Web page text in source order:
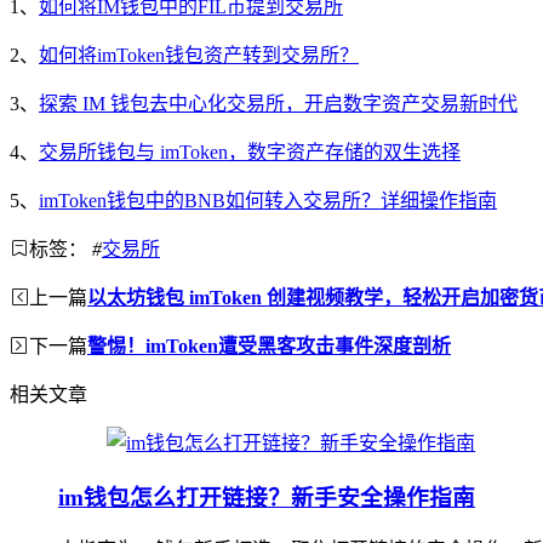
1、 如何将IM钱包中的FIL币提到交易所
2、 如何将imToken钱包资产转到交易所？
3、 探索 IM 钱包去中心化交易所，开启数字资产交易新时代
4、 交易所钱包与 imToken，数字资产存储的双生选择
5、 imToken钱包中的BNB如何转入交易所？详细操作指南
标签： #交易所
上一篇以太坊钱包 imToken 创建视频教学，轻松开启加密货
下一篇警惕！imToken遭受黑客攻击事件深度剖析
相关文章
im钱包怎么打开链接？新手安全操作指南